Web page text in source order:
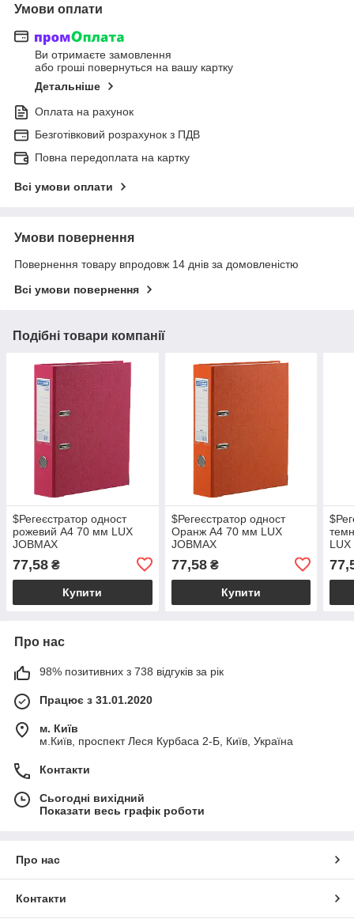
Умови оплати
Ви отримаєте замовлення
або гроші повернуться на вашу картку
Детальніше
Оплата на рахунок
Безготівковий розрахунок з ПДВ
Повна передоплата на картку
Всі умови оплати
Умови повернення
Повернення товару впродовж 14 днів за домовленістю
Всі умови повернення
Подібні товари компанії
$Регеєстратор одност
рожевий А4 70 мм LUX
JOBMAX
77,58 ₴
Купити
$Регеєстратор одност
Оранж А4 70 мм LUX
JOBMAX
77,58₴
Купити
LUX
Про нас
98% позитивних з 738 відгуків за рік
Працює з 31.01.2020
м. Київ
м.Київ, проспект Леся Курбаса 2-Б, Київ, Україна
Контакти
Сьогодні вихідний
Показати весь графік роботи
Про нас
Контакти